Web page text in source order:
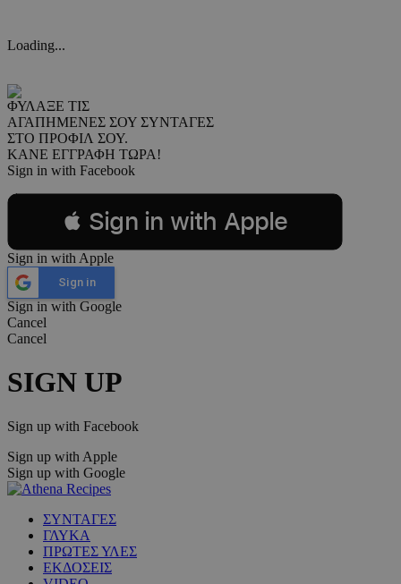
Loading...
ΦΥΛΑΞΕ ΤΙΣ
ΑΓΑΠΗΜΕΝΕΣ ΣΟΥ ΣΥΝΤΑΓΕΣ
ΣΤΟ ΠΡΟΦΙΛ ΣΟΥ.
ΚΑΝΕ ΕΓΓΡΑΦΗ ΤΩΡΑ!
Sign in with Facebook
 Sign in with Apple
Sign in with Apple
Sign in
Sign in with Google
Cancel
Cancel
SIGN UP
Sign up with Facebook
Sign up with Apple
Sign up with Google
ΣΥΝΤΑΓΕΣ
ΓΛΥΚΑ
ΠΡΩΤΕΣ ΥΛΕΣ
ΕΚΔΟΣΕΙΣ